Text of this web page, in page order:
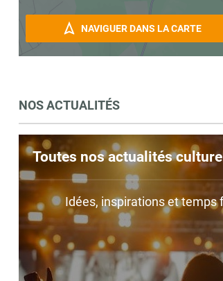
NAVIGUER DANS LA CARTE
NOS ACTUALITÉS
Toutes nos actualités
Idées, inspirations et temps